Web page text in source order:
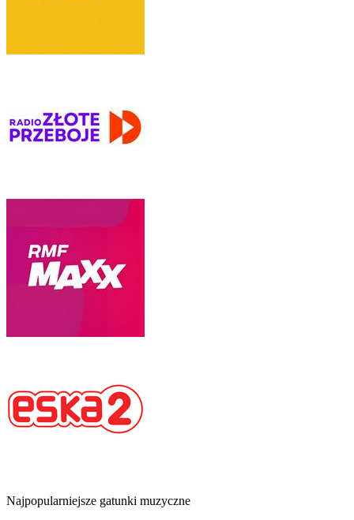
Najpopularniejsze gatunki muzyczne